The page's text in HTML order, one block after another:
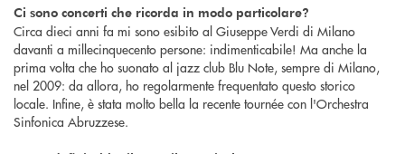
Ci sono concerti che ricorda in modo particolare?
Circa dieci anni fa mi sono esibito al Giuseppe Verdi di Milano
davanti a millecinquecento persone: indimenticabile! Ma anche la
prima volta che ho suonato al jazz club Blu Note, sempre di Milano,
nel 2009: da allora, ho regolarmente frequentato questo storico
locale. Infine, è stata molto bella la recente tournée con l'Orchestra
Sinfonica Abruzzese.